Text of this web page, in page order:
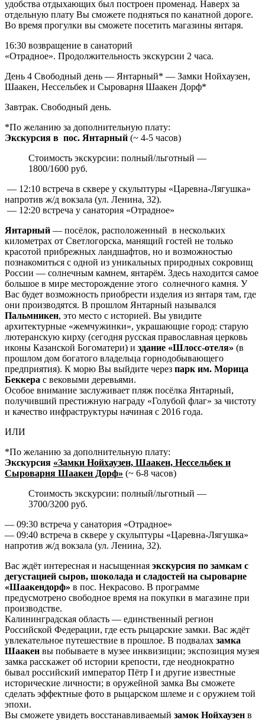
удобства отдыхающих был построен променад. Наверх за
отдельную плату Вы сможете подняться по канатной дороге.
Во время прогулки вы сможете посетить магазины янтаря.
16:30 возвращение в санаторий
«Отрадное». Продолжительность экскурсии 2 часа.
День 4 Свободный день — Янтарный* — Замки Нойхаузен,
Шаакен, Нессельбек и Сыроварня Шаакен Дорф*
Завтрак. Свободный день.
*По желанию за дополнительную плату:
Экскурсия в пос. Янтарный (~ 4-5 часов)
Стоимость экскурсии: полный/льготный —
1800/1600 руб.
— 12:10 встреча в сквере у скульптуры «Царевна-Лягушка»
напротив ж/д вокзала (ул. Ленина, 32).
— 12:20 встреча у санатория «Отрадное»
Янтарный — посёлок, расположенный в нескольких
километрах от Светлогорска, манящий гостей не только
красотой прибрежных ландшафтов, но и возможностью
познакомиться с одной из уникальных природных сокровищ
России — солнечным камнем, янтарём. Здесь находится самое
большое в мире месторождение этого солнечного камня. У
Вас будет возможность приобрести изделия из янтаря там, где
они производятся. В прошлом Янтарный назывался
Пальмникен, это место с историей. Вы увидите
архитектурные «жемчужинки», украшающие город: старую
лютеранскую кирху (сегодня русская православная церковь
иконы Казанской Богоматери) и здание «Шлосс-отеля» (в
прошлом дом богатого владельца горнодобывающего
предприятия). К морю Вы выйдите через парк им. Морица
Беккера с вековыми деревьями.
Особое внимание заслуживает пляж посёлка Янтарный,
получивший престижную награду «Голубой флаг» за чистоту
и качество инфраструктуры начиная с 2016 года.
ИЛИ
*По желанию за дополнительную плату:
Экскурсия «Замки Нойхаузен, Шаакен, Нессельбек и
Сыроварня Шаакен Дорф» (~ 6-8 часов)
Стоимость экскурсии: полный/льготный —
3700/3200 руб.
— 09:30 встреча у санатория «Отрадное»
— 09:40 встреча в сквере у скульптуры «Царевна-Лягушка»
напротив ж/д вокзала (ул. Ленина, 32).
Вас ждёт интересная и насыщенная экскурсия по замкам с
дегустацией сыров, шоколада и сладостей на сыроварне
«Шаакендорф» в пос. Некрасово. В программе
предусмотрено свободное время на покупки в магазине при
производстве.
Калининградская область — единственный регион
Российской Федерации, где есть рыцарские замки. Вас ждёт
увлекательное путешествие в прошлое. В подвалах замка
Шаакен вы побываете в музее инквизиции; экспозиция музея
замка расскажет об истории крепости, где неоднократно
бывал российский император Пётр I и другие известные
исторические личности; в оружейной замка Вы сможете
сделать эффектные фото в рыцарском шлеме и с оружием той
эпохи.
Вы сможете увидеть восстанавливаемый замок Нойхаузен в